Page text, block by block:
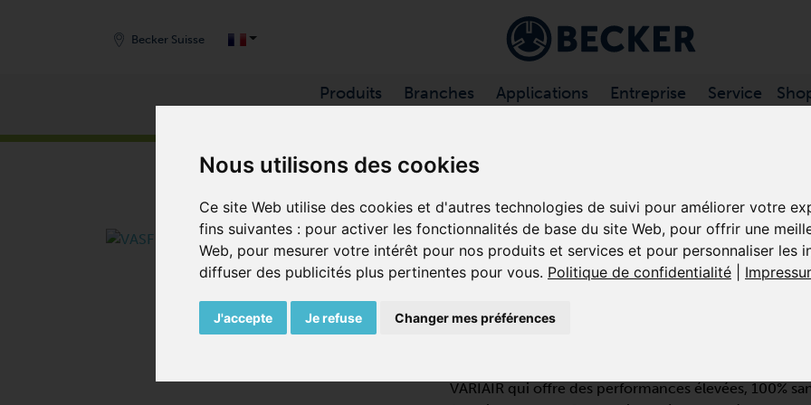
Nous utilisons des cookies
Ce site Web utilise des cookies et d'autres technologies de suivi pour améliorer votre
fins suivantes : pour activer les fonctionnalités de base du site Web, pour offrir une
Web, pour mesurer votre intérêt pour nos produits et services et pour personnaliser les
diffuser des publicités plus pertinentes pour vous. Politique de confidentialité
J'accepte Je refuse Changer mes préférences
Becker Suisse
Produits Branches Applications Entreprise Service
VASF 2.50/1-
MONO-ÉTAGÉE
VARIAIR qui offre des performances élevées, 100%